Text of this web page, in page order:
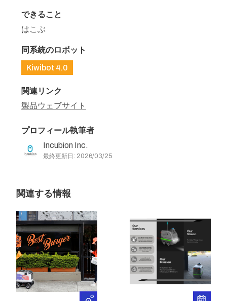
できること
はこぶ
同系統のロボット
Kiwibot 4.0
関連リンク
製品ウェブサイト
プロフィール執筆者
Incubion Inc.
最終更新日: 2026/03/25
関連する情報